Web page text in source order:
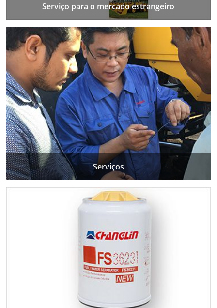
Serviço para o mercado estrangeiro
Serviços